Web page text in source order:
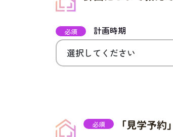
必須 計画時期
必須 「見学予